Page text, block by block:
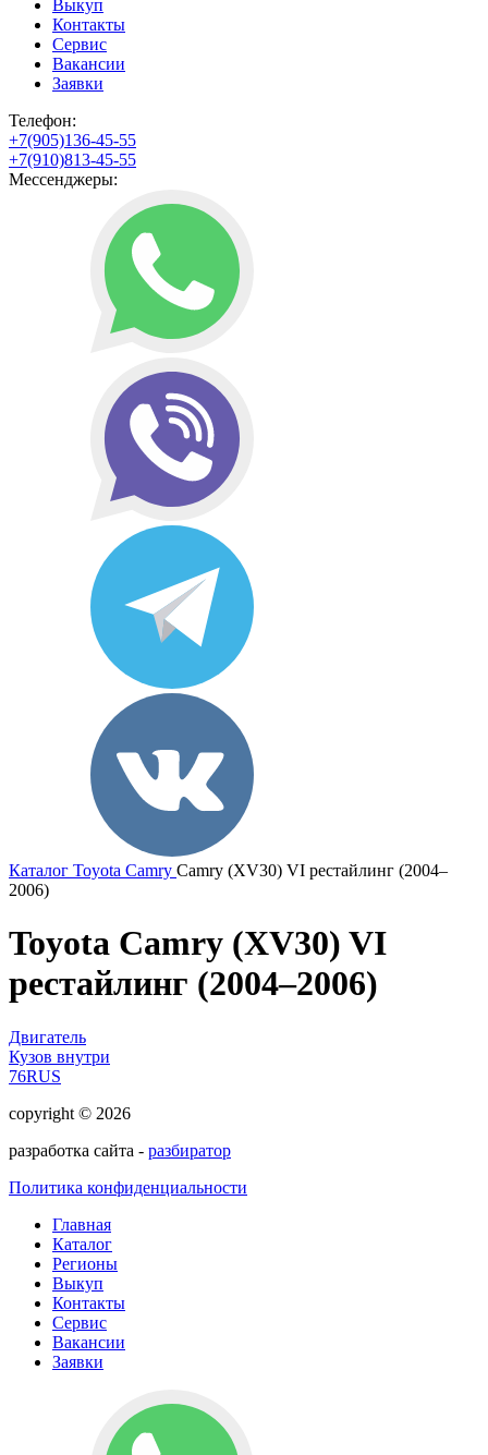
Выкуп
Контакты
Сервис
Вакансии
Заявки
Телефон:
+7(905)136-45-55
+7(910)813-45-55
Мессенджеры:
Каталог Toyota Camry Camry (XV30) VI рестайлинг (2004–
2006)
Toyota Camry (XV30) VI
рестайлинг (2004–2006)
Двигатель
Кузов внутри
76RUS
copyright © 2026
разработка сайта - разбиратор
Политика конфиденциальности
Главная
Каталог
Регионы
Выкуп
Контакты
Сервис
Вакансии
Заявки